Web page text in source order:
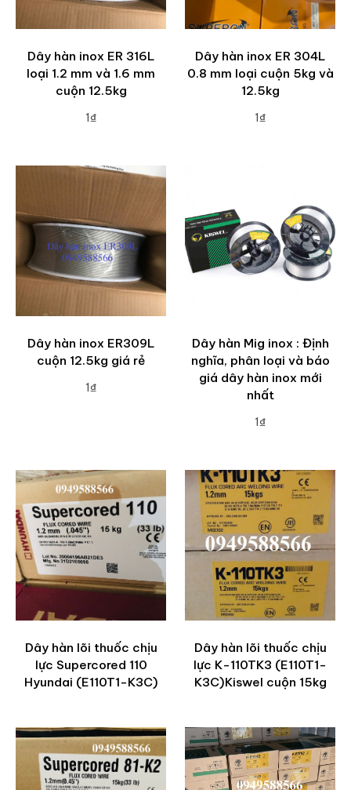
Dây hàn inox ER 316L
loại 1.2 mm và 1.6 mm
cuộn 12.5kg
1₫
Dây hàn inox ER 304L
0.8 mm loại cuộn 5kg và
12.5kg
1₫
Dây hàn inox ER309L
cuộn 12.5kg giá rẻ
1₫
Dây hàn Mig inox : Định
nghĩa, phân loại và báo
giá dây hàn inox mới
nhất
1₫
Dây hàn lõi thuốc chịu
lực Supercored 110
Hyundai (E110T1-K3C)
Dây hàn lõi thuốc chịu
lực K-110TK3 (E110T1-
K3C)Kiswel cuộn 15kg